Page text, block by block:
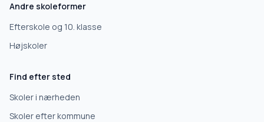
Andre skoleformer
Efterskole og 10. klasse
Højskoler
Find efter sted
Skoler i nærheden
Skoler efter kommune